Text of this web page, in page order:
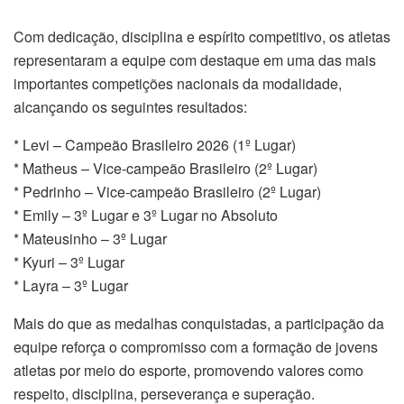
Com dedicação, disciplina e espírito competitivo, os atletas
representaram a equipe com destaque em uma das mais
importantes competições nacionais da modalidade,
alcançando os seguintes resultados:
* Levi – Campeão Brasileiro 2026 (1º Lugar)
* Matheus – Vice-campeão Brasileiro (2º Lugar)
* Pedrinho – Vice-campeão Brasileiro (2º Lugar)
* Emily – 3º Lugar e 3º Lugar no Absoluto
* Mateusinho – 3º Lugar
* Kyuri – 3º Lugar
* Layra – 3º Lugar
Mais do que as medalhas conquistadas, a participação da
equipe reforça o compromisso com a formação de jovens
atletas por meio do esporte, promovendo valores como
respeito, disciplina, perseverança e superação.